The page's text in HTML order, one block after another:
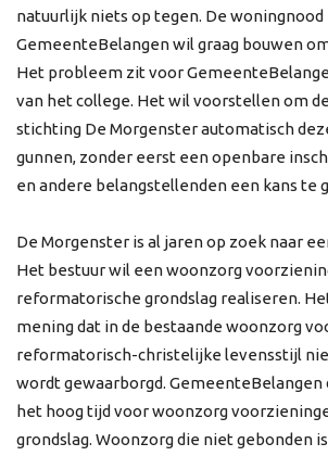
natuurlijk niets op tegen. De woningnood
GemeenteBelangen wil graag bouwen
Het probleem zit voor
van het college. Het wil voorstellen om
stichting De Morgenster automatisch
gunnen, zonder eerst een openbare
en andere belangstellenden een kans te
De Morgenster is al jaren op zoek naar
Het bestuur wil een woonzorg
reformatorische grondslag realiseren.
mening dat in de bestaande woonzorg
reformatorisch-christelijke levensstijl
wordt gewaarborgd.
het hoog tijd voor woonzorg
grondslag. Woonzorg die niet gebonden is